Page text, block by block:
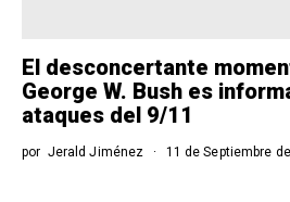
El desconcertante
George W. Bush es
ataques del 9/11
por Jerald Jiménez 11 de Septiembre